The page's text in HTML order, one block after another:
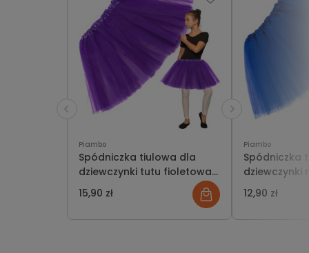
Piambo
Spódniczka tiulowa dla
dziewczynki tutu fioletowa
rozkloszowana na występy
przedstawienia
15,90 zł
Piambo
Spódniczka
dziewczynki
granatowa
12,90 zł